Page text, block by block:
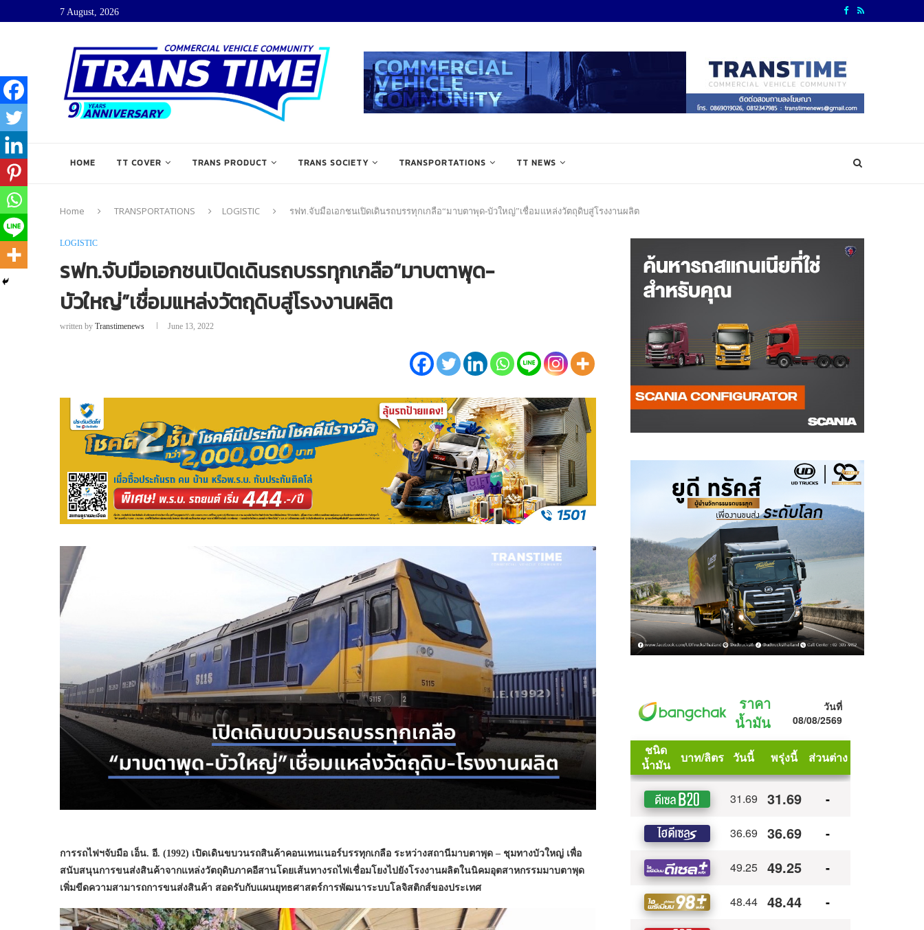
7 August, 2026
HOME TT COVER TRANS PRODUCT TRANS SOCIETY TRANSPORTATIONS TT NEWS
Home TRANSPORTATIONS LOGISTIC รฟท.จับมือเอกชนเปิดเดินรถบรรทุกเกลือ“มาบตาพุด-บัวใหญ่”เชื่อมแหล่งวัตถุดิบสู่โรงงานผลิต
LOGISTIC
รฟท.จับมือเอกชนเปิดเดินรถบรรทุกเกลือ“มาบตาพุด-
บัวใหญ่”เชื่อมแหล่งวัตถุดิบสู่โรงงานผลิต
written by Transtimenews June 13, 2022
การรถไฟฯจับมือ เอ็น. อี. (1992) เปิดเดินขบวนรถสินค้าคอนเทนเนอร์บรรทุกเกลือ ระหว่างสถานีมาบตาพุด – ชุมทางบัวใหญ่ เพื่อ
สนับสนุนการขนส่งสินค้าจากแหล่งวัตถุดิบภาคอีสานโดยเส้นทางรถไฟเชื่อมโยงไปยังโรงงานผลิตในนิคมอุตสาหกรรมมาบตาพุด
เพิ่มขีดความสามารถการขนส่งสินค้า สอดรับกับแผนยุทธศาสตร์การพัฒนาระบบโลจิสติกส์ของประเทศ